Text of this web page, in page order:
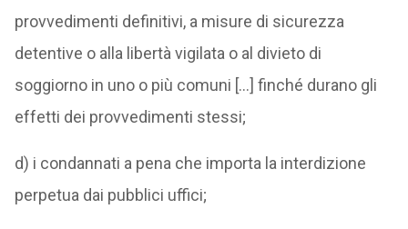
provvedimenti definitivi, a misure di sicurezza
detentive o alla libertà vigilata o al divieto di
soggiorno in uno o più comuni […] finché durano gli
effetti dei provvedimenti stessi;
d) i condannati a pena che importa la interdizione
perpetua dai pubblici uffici;